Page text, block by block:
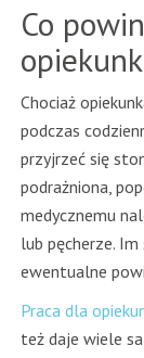
Co
Chociaż
podczas
przyjrzeć się
podrażniona,
medycznemu
lub pęcherze.
ewentualne
Praca dla
też daje wiele